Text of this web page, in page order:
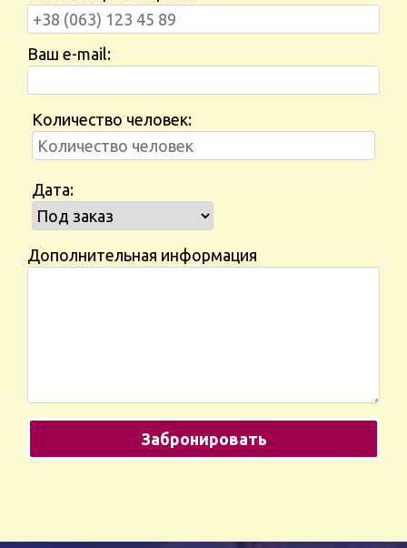
Ваш e-mail:
Количество человек:
Дата:
Дополнительная информация